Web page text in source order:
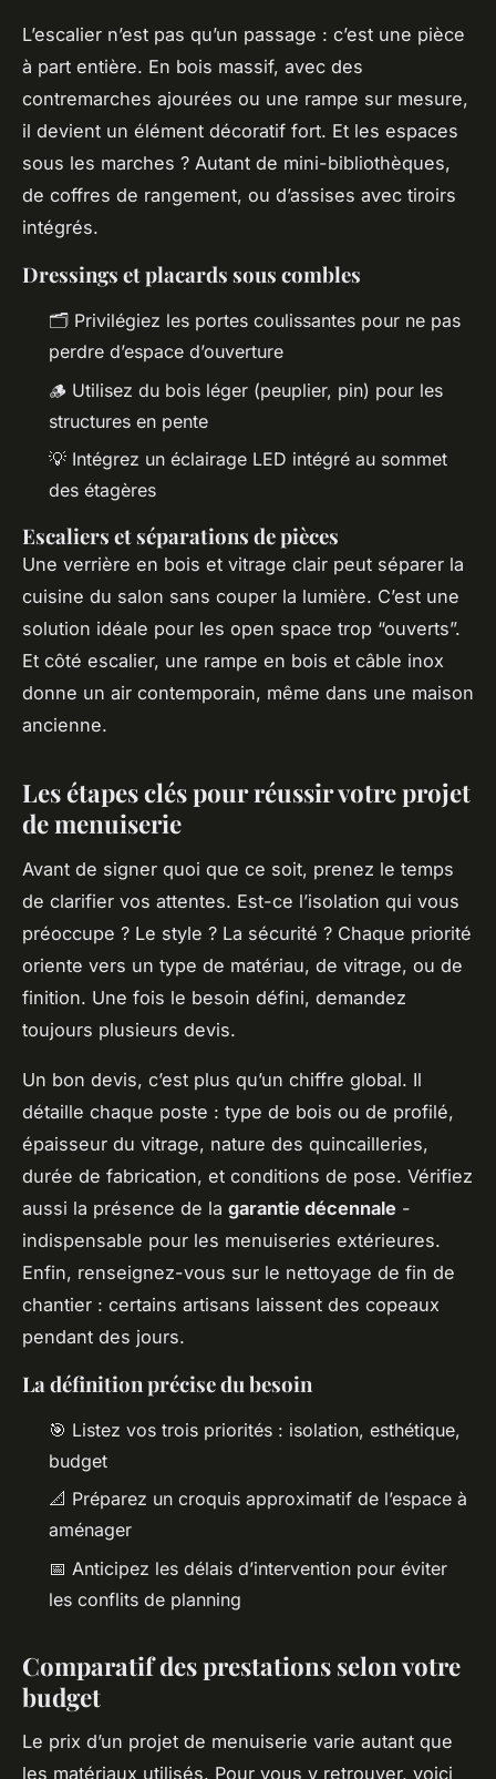
L’escalier n’est pas qu’un passage : c’est une pièce
à part entière. En bois massif, avec des
contremarches ajourées ou une rampe sur mesure,
il devient un élément décoratif fort. Et les espaces
sous les marches ? Autant de mini-bibliothèques,
de coffres de rangement, ou d’assises avec tiroirs
intégrés.
Dressings et placards sous combles
🗂️ Privilégiez les portes coulissantes pour ne pas
perdre d’espace d’ouverture
🪵 Utilisez du bois léger (peuplier, pin) pour les
structures en pente
💡 Intégrez un éclairage LED intégré au sommet
des étagères
Escaliers et séparations de pièces
Une verrière en bois et vitrage clair peut séparer la
cuisine du salon sans couper la lumière. C’est une
solution idéale pour les open space trop “ouverts”.
Et côté escalier, une rampe en bois et câble inox
donne un air contemporain, même dans une maison
ancienne.
Les étapes clés pour réussir votre projet
de menuiserie
Avant de signer quoi que ce soit, prenez le temps
de clarifier vos attentes. Est-ce l’isolation qui vous
préoccupe ? Le style ? La sécurité ? Chaque priorité
oriente vers un type de matériau, de vitrage, ou de
finition. Une fois le besoin défini, demandez
toujours plusieurs devis.
Un bon devis, c’est plus qu’un chiffre global. Il
détaille chaque poste : type de bois ou de profilé,
épaisseur du vitrage, nature des quincailleries,
durée de fabrication, et conditions de pose. Vérifiez
aussi la présence de la garantie décennale -
indispensable pour les menuiseries extérieures.
Enfin, renseignez-vous sur le nettoyage de fin de
chantier : certains artisans laissent des copeaux
pendant des jours.
La définition précise du besoin
🎯 Listez vos trois priorités : isolation, esthétique,
budget
📐 Préparez un croquis approximatif de l’espace à
aménager
📅 Anticipez les délais d’intervention pour éviter
les conflits de planning
Comparatif des prestations selon votre
budget
Le prix d’un projet de menuiserie varie autant que
les matériaux utilisés. Pour vous y retrouver, voici